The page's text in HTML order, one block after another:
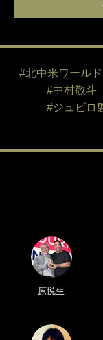
#北中米ワール
#中村敬斗
#ジュビロ
原悦生